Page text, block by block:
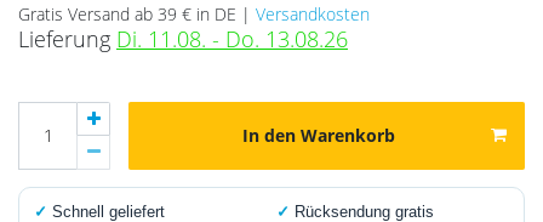
Gratis Versand ab 39 € in DE | Versandkosten
Lieferung Di. 11.08. - Do. 13.08.26
In den Warenkorb
✓ Schnell geliefert ✓ Rücksendung gratis